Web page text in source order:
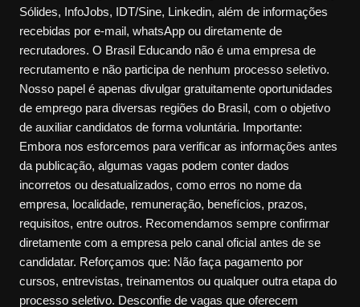
Sólides, InfoJobs, IDT/Sine, Linkedin, além de informações
recebidas por e-mail, whatsApp ou diretamente de
recrutadores. O Brasil Educando não é uma empresa de
recrutamento e não participa de nenhum processo seletivo.
Nosso papel é apenas divulgar gratuitamente oportunidades
de emprego para diversas regiões do Brasil, com o objetivo
de auxiliar candidatos de forma voluntária. Importante:
Embora nos esforcemos para verificar as informações antes
da publicação, algumas vagas podem conter dados
incorretos ou desatualizados, como erros no nome da
empresa, localidade, remuneração, benefícios, prazos,
requisitos, entre outros. Recomendamos sempre confirmar
diretamente com a empresa pelo canal oficial antes de se
candidatar. Reforçamos que: Não faça pagamento por
cursos, entrevistas, treinamentos ou qualquer outra etapa do
processo seletivo. Desconfie de vagas que oferecem